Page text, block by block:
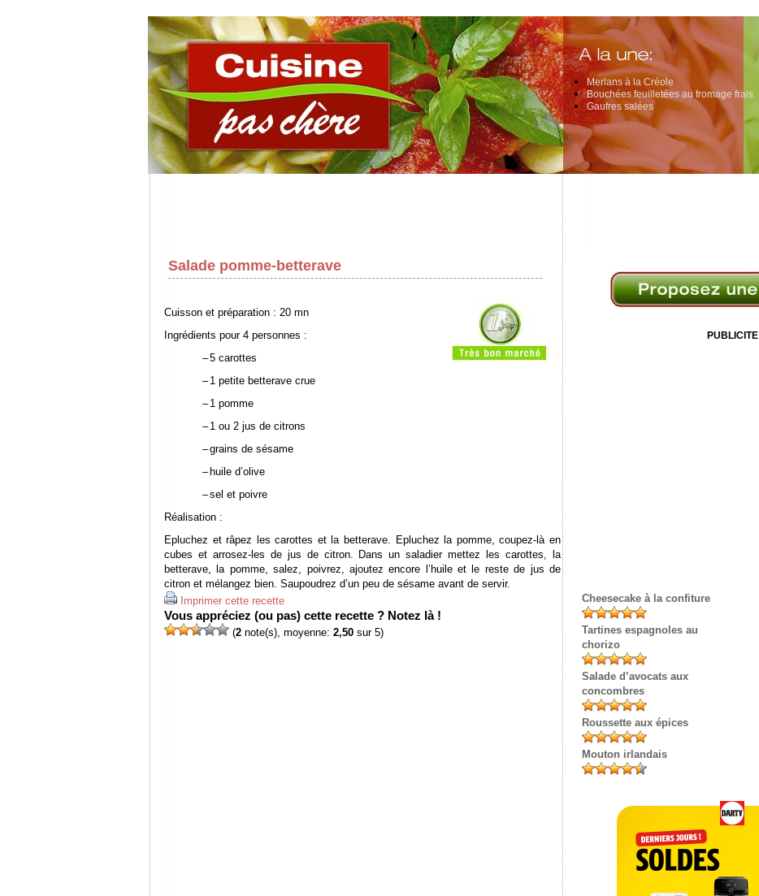
Merlans à la Créole
Bouchées feuilletées au fromage frais
Gaufres salées
Salade pomme-betterave
Cuisson et préparation : 20 mn
Ingrédients pour 4 personnes :
–5 carottes
– 1 petite betterave crue
– 1 pomme
– 1 ou 2 jus de citrons
–grains de sésame
– huile d’olive
–sel et poivre
Réalisation :
Epluchez et râpez les carottes et la betterave. Epluchez la pomme, coupez-là en
cubes et arrosez-les de jus de citron. Dans un saladier mettez les carottes, la
betterave, la pomme, salez, poivrez, ajoutez encore l’huile et le reste de jus de
citron et mélangez bien. Saupoudrez d’un peu de sésame avant de servir.
Imprimer cette recette
Vous appréciez (ou pas) cette recette ? Notez là !
(2 note(s), moyenne: 2,50 sur 5)
PUBLICITE
Cheesecake à la confiture
Tartines espagnoles au
chorizo
Salade d’avocats aux
concombres
Roussette aux épices
Mouton irlandais